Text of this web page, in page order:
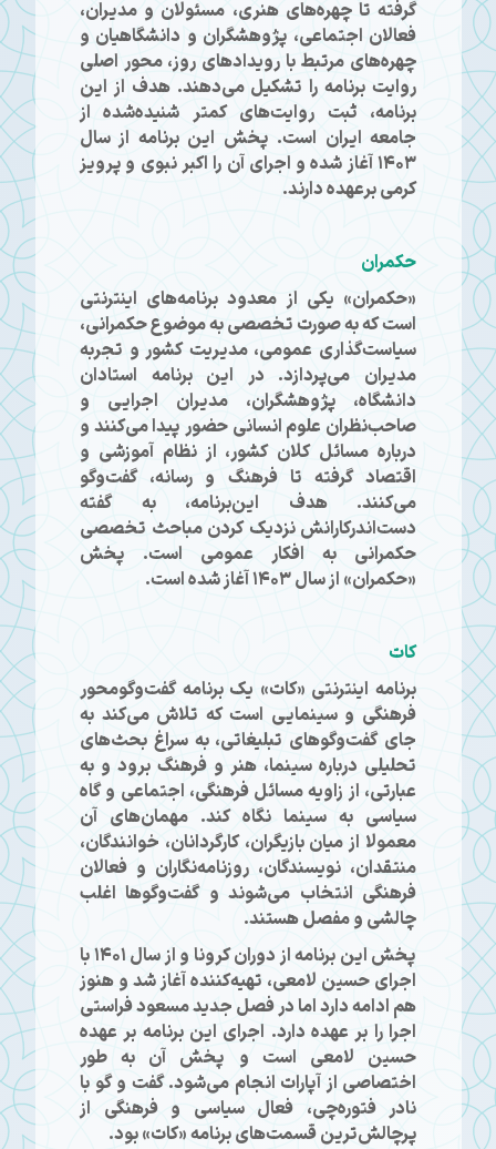
گرفته تا چهره‌های هنری، مسئولان و مدیران،
فعالان اجتماعی، پژوهشگران و دانشگاهیان و
چهره‌های مرتبط با رویدادهای روز، محور اصلی
روایت برنامه را تشکیل می‌دهند. هدف از این
برنامه، ثبت روایت‌های کمتر شنیده‌شده از
جامعه ایران است. پخش این برنامه از سال
۱۴۰۳ آغاز شده و اجرای آن را اکبر نبوی و پرویز
کرمی برعهده دارند.
حکمران
«حکمران» یکی از معدود برنامه‌های اینترنتی
است که به صورت تخصصی به موضوع حکمرانی،
سیاست‌گذاری عمومی، مدیریت کشور و تجربه
مدیران می‌پردازد. در این برنامه استادان
دانشگاه، پژوهشگران، مدیران اجرایی و
صاحب‌نظران علوم انسانی حضور پیدا می‌کنند و
درباره مسائل کلان کشور، از نظام آموزشی و
اقتصاد گرفته تا فرهنگ و رسانه، گفت‌وگو
می‌کنند. هدف این‌برنامه، به گفته
دست‌اندرکارانش نزدیک کردن مباحث تخصصی
حکمرانی به افکار عمومی است. پخش
«حکمران» از سال ۱۴۰۳ آغاز شده است.
کات
برنامه اینترنتی «کات» یک برنامه گفت‌وگومحور
فرهنگی و سینمایی است که تلاش می‌کند به
جای گفت‌وگوهای تبلیغاتی، به سراغ بحث‌های
تحلیلی درباره سینما، هنر و فرهنگ برود و به
عبارتی، از زاویه مسائل فرهنگی، اجتماعی و گاه
سیاسی به سینما نگاه کند. مهمان‌های آن
معمولا از میان بازیگران، کارگردانان، خوانندگان،
منتقدان، نویسندگان، روزنامه‌نگاران و فعالان
فرهنگی انتخاب می‌شوند و گفت‌وگوها اغلب
چالشی و مفصل هستند.
پخش این برنامه از دوران کرونا و از سال ۱۴۰۱ با
اجرای حسین لامعی، تهیه‌کننده آغاز شد و هنوز
هم ادامه دارد اما در فصل جدید مسعود فراستی
اجرا را بر عهده دارد. اجرای این برنامه بر عهده
حسین لامعی است و پخش آن به طور
اختصاصی از آپارات انجام می‌شود. گفت و گو با
نادر فتوره‌چی، فعال سیاسی و فرهنگی از
پرچالش‌ترین قسمت‌های برنامه «کات» بود.